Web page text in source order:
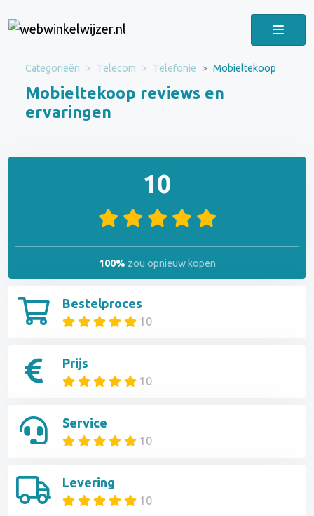
Categorieën Telecom Telefonie Mobieltekoop
Mobieltekoop reviews en
ervaringen
Bestelproces
10
Prijs
10
Service
10
Levering
10
10
100% zou opnieuw kopen